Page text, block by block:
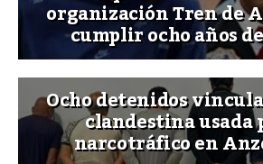
organización Tren de
cumplir ocho años
Ocho detenidos
clandestina usada
narcotráfico en